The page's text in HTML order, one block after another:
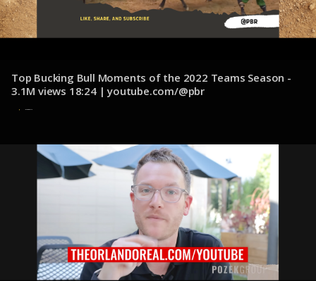
Top Bucking Bull Moments of the 2022 Teams Season -
3.1M views 18:24 | youtube.com/@pbr